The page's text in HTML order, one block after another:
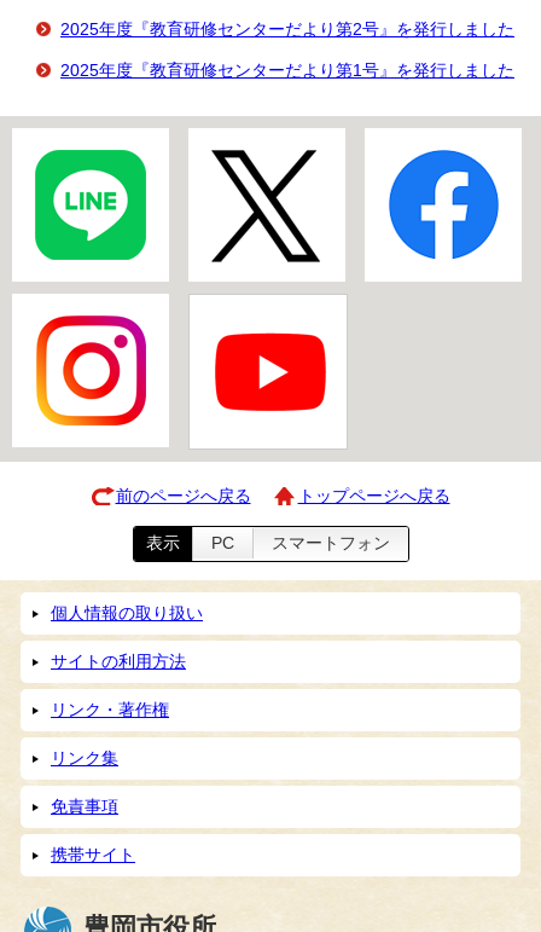
2025年度『教育研修センターだより第2号』を発行しました
2025年度『教育研修センターだより第1号』を発行しました
前のページへ戻る トップページへ戻る
表示 PC スマートフォン
個人情報の取り扱い
サイトの利用方法
リンク・著作権
リンク集
免責事項
携帯サイト